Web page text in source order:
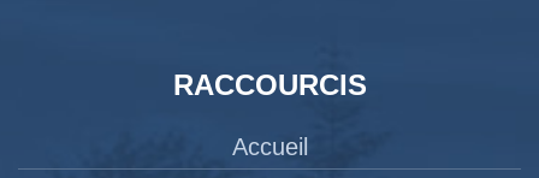
RACCOURCIS
Accueil